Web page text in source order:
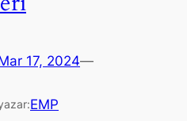
17, 2024—
EMP